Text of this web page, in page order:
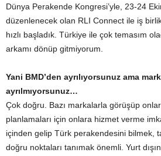
Dünya Perakende Kongresi’yle, 23-24
düzenlenecek olan RLI Connect ile iş
hızlı başladık. Türkiye ile çok temasım
arkamı dönüp gitmiyorum.
Yani BMD’den ayrılıyorsunuz ama
ayrılmıyorsunuz…
Çok doğru. Bazı markalarla görüşüp
planlamaları için onlara hizmet verme
içinden gelip Türk perakendesini bilmek,
doğru noktaları tanımak önemli. Yurt